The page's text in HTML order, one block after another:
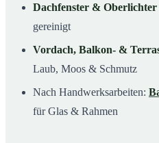
Dachfenster & Oberlichter
gereinigt
Vordach, Balkon- &
Laub, Moos & Schmutz
Nach Handwerksarbeiten:
für Glas & Rahmen